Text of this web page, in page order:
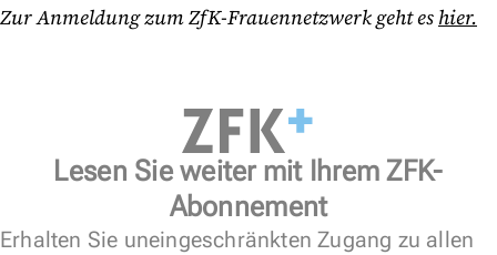
Zur Anmeldung zum ZfK-Frauennetzwerk geht es hier.
Lesen Sie weiter mit Ihrem ZFK-
Abonnement
Erhalten Sie uneingeschränkten Zugang zu allen